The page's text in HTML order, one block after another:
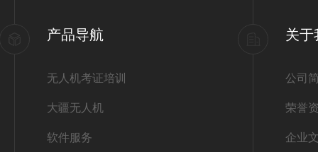
产品导航
无人机考证培训
大疆无人机
软件服务
关于
公司
荣誉
企业